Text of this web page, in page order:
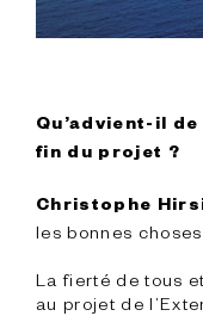
Qu’advient-il de
fin du projet ?
Christophe
les bonnes
La fierté de tous
au projet de